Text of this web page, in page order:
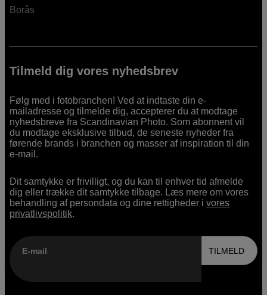
Borås
Tilmeld dig vores nyhedsbrev
Følg med i fotobranchen! Ved at indtaste din e-
mailadresse og tilmelde dig, accepterer du at modtage
nyhedsbreve fra Scandinavian Photo. Som abonnent vil
du modtage eksklusive tilbud, de seneste nyheder fra
førende brands i branchen og masser af inspiration til din
e-mail.
Dit samtykke er frivilligt, og du kan til enhver tid afmelde
dig eller trække dit samtykke tilbage. Læs mere om vores
behandling af persondata og dine rettigheder ivores
privatlivspolitik.
E-mail TILMELD